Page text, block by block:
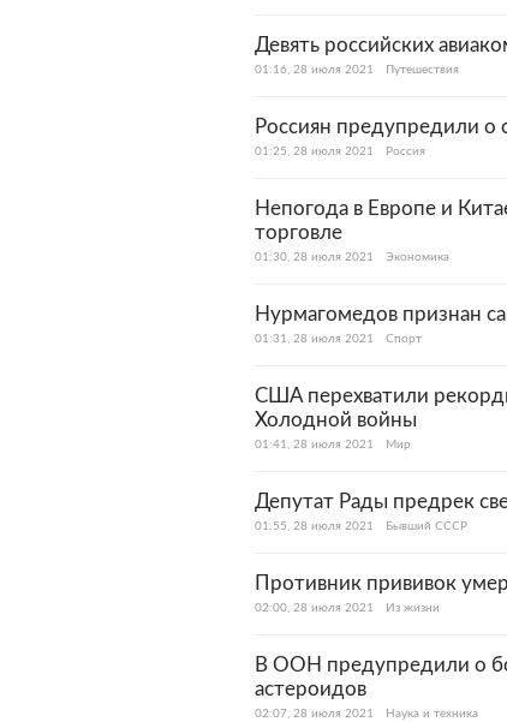
Девять российских
01:16, 28 июля 2021 Путешествия
Россиян предупредили о
01:25, 28 июля 2021 Россия
Непогода в Европе и
торговле
01:30, 28 июля 2021 Экономика
Нурмагомедов признан
01:31, 28 июля 2021 Спорт
США перехватили
Холодной войны
01:41, 28 июля 2021 Мир
Депутат Рады предрек
01:55, 28 июля 2021 Бывший СССР
Противник прививок
02:00, 28 июля 2021 Из жизни
В ООН предупредили о
астероидов
02:07, 28 июля 2021 Наука и техника